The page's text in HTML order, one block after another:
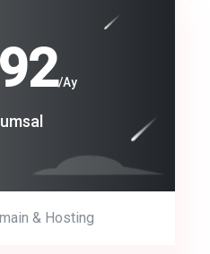
/Ay
& Hosting
$